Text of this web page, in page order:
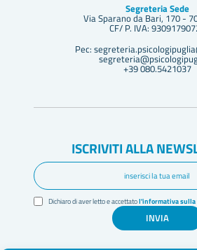
Segreteria Sede
Via Sparano da Bari, 170 -
CF/ P. IVA:
Pec:
+39 080.5421037
ISCRIVITI ALLA
Dichiaro di aver letto e accettatol'informativa sulla
INVIA